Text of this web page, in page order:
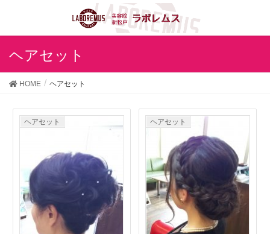
ヘアセット
HOME ヘアセット
ヘアセット ヘアセット